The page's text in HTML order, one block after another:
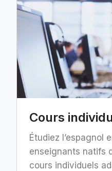
Cours
Étudiez l’espagnol
enseignants natifs
cours individuels